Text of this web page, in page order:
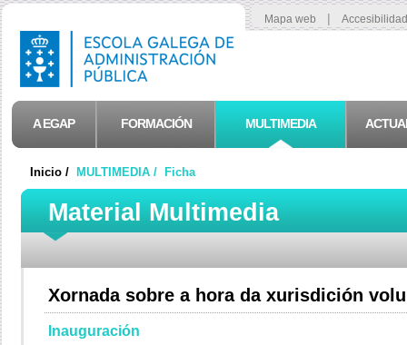
Mapa web |
A EGAP FORMACIÓN MULTIMEDIA
Inicio / MULTIMEDIA / Ficha
Material Multimedia
Xornada sobre a hora da xurisdición
Inauguración